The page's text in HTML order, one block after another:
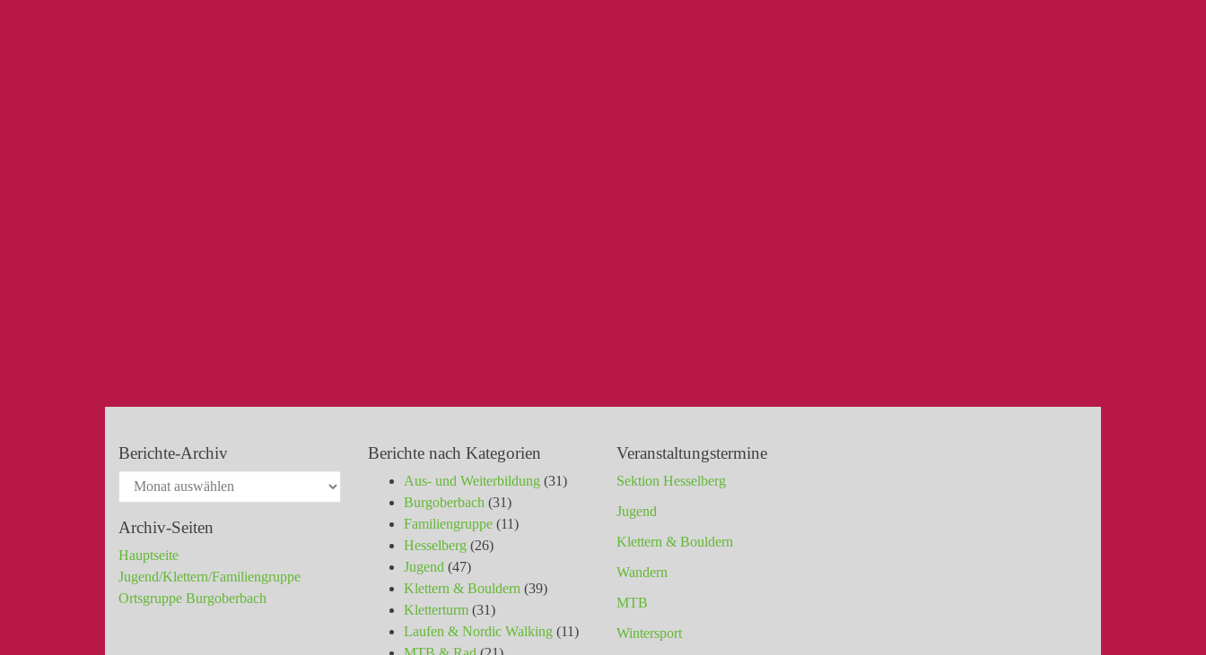
Berichte-Archiv
Archiv-Seiten
Hauptseite
Jugend/Klettern/Familiengruppe
Ortsgruppe Burgoberbach
Berichte nach Kategorien
Aus- und Weiterbildung(31)
Burgoberbach (31)
Familiengruppe(11)
Hesselberg(26)
Jugend (47)
Klettern & Bouldern (39)
Kletterturm(31)
Laufen & Nordic Walking(11)
Veranstaltungstermine
Sektion Hesselberg
Jugend
Klettern & Bouldern
Wandern
MTB
Wintersport